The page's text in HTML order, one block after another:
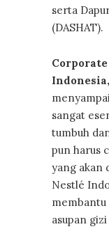
serta
(DASHAT).
Indonesia,
sangat
tumbuh
pun harus
yang akan
Nestlé
membantu
asupan